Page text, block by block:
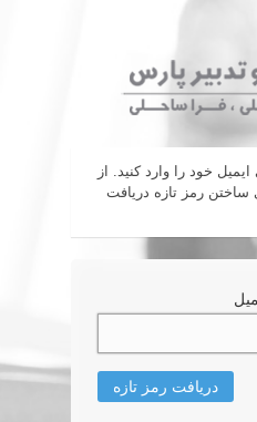
خود را‌ وارد کنید. از
ساختن رمز تازه دریافت